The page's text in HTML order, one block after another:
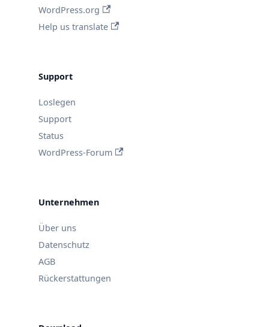
WordPress.org
Help us translate
Support
Loslegen
Support
Status
WordPress-Forum
Unternehmen
Über uns
Datenschutz
AGB
Rückerstattungen